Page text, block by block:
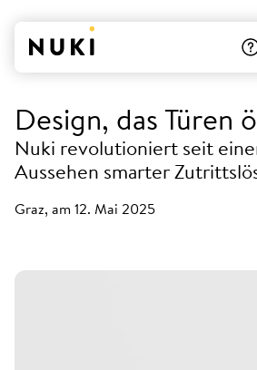
Design, das Türen
Nuki revolutioniert seit
Aussehen smarter
Graz, am 12. Mai 2025